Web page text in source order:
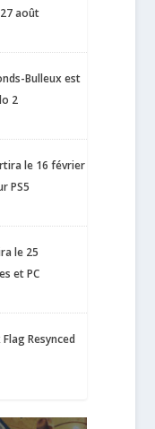
août
Bulleux est
2
le 16 février
PS5
le 25
et PC
Flag Resynced